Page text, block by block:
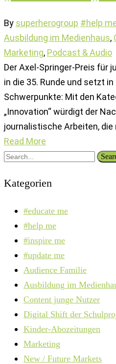
By superherogroup #help
Ausbildung im Medienhaus,
Marketing, Podcast & Audio
Der Axel-Springer-Preis für
in die 35. Runde und setzt
Schwerpunkte: Mit den
„Innovation“ würdigt der
journalistische Arbeiten, die
Read More
Kategorien
#educate me
#help me
#inspire me
#update me
Audience Familie
Ausbildung im
Content junge Nutzer
Digital Shift der
Kinder-Abozeitungen
Marketing
New / Future Markets